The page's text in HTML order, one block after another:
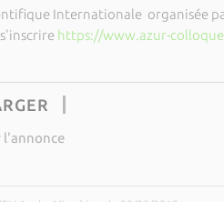
Internationale organisée
https://www.azur-
l'annonce